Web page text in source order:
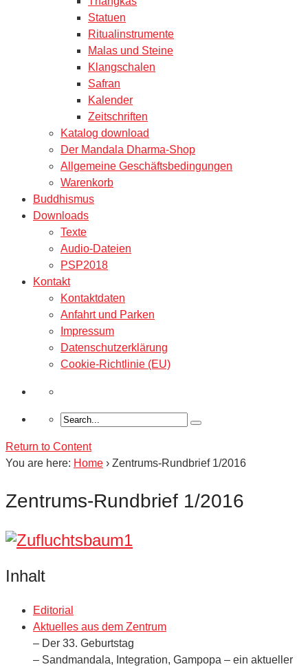
Statuen
Ritualinstrumente
Malas und Steine
Klangschalen
Safran
Kalender
Zeitschriften
Katalog download
Der Mandala Dharma-Shop
Allgemeine Geschäftsbedingungen
Warenkorb
Buddhismus
Downloads
Texte
Audio-Dateien
PSP2018
Kontakt
Kontaktdaten
Anfahrt und Parken
Impressum
Datenschutzerklärung
Cookie-Richtlinie (EU)
Return to Content
You are here: Home › Zentrums-Rundbrief 1/2016
Zentrums-Rundbrief 1/2016
Inhalt
Editorial
Aktuelles aus dem Zentrum
– Der 33. Geburtstag
– Sandmandala, Integration, Gampopa – ein aktueller